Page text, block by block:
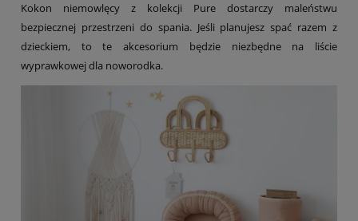
Kokon niemowlęcy z kolekcji Pure dostarczy maleństwu
bezpiecznej przestrzeni do spania. Jeśli planujesz spać razem z
dzieckiem, to te akcesorium będzie niezbędne na liście
wyprawkowej dla noworodka.